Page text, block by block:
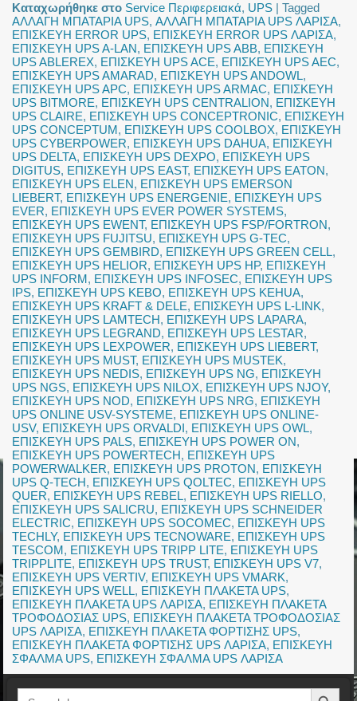
Καταχωρήθηκε στο Service Περιφερειακά, UPS |Tagged
ΑΛΛΑΓΗ ΜΠΑΤΑΡΙΑ UPS,ΑΛΛΑΓΗ ΜΠΑΤΑΡΙΑ UPS ΛΑΡΙΣΑ,
ΕΠΙΣΚΕΥΗ ERROR UPS, ΕΠΙΣΚΕΥΗ ERROR UPS ΛΑΡΙΣΑ,
ΕΠΙΣΚΕΥΗ UPS A-LAN, ΕΠΙΣΚΕΥΗ UPS ABB, ΕΠΙΣΚΕΥΗ
UPS ABLEREX, ΕΠΙΣΚΕΥΗ UPS ACE, ΕΠΙΣΚΕΥΗ UPS AEC,
ΕΠΙΣΚΕΥΗ UPS AMARAD, ΕΠΙΣΚΕΥΗ UPS ANDOWL,
ΕΠΙΣΚΕΥΗ UPS APC, ΕΠΙΣΚΕΥΗ UPS ARMAC, ΕΠΙΣΚΕΥΗ
UPS BITMORE, ΕΠΙΣΚΕΥΗ UPS CENTRALION, ΕΠΙΣΚΕΥΗ
UPS CLAIRE, ΕΠΙΣΚΕΥΗ UPS CONCEPTRONIC, ΕΠΙΣΚΕΥΗ
UPS CONCEPTUM, ΕΠΙΣΚΕΥΗ UPS COOLBOX, ΕΠΙΣΚΕΥΗ
UPS CYBERPOWER, ΕΠΙΣΚΕΥΗ UPS DAHUA, ΕΠΙΣΚΕΥΗ
UPS DELTA, ΕΠΙΣΚΕΥΗ UPS DEXPO, ΕΠΙΣΚΕΥΗ UPS
DIGITUS, ΕΠΙΣΚΕΥΗ UPS EAST, ΕΠΙΣΚΕΥΗ UPS EATON,
ΕΠΙΣΚΕΥΗ UPS ELEN, ΕΠΙΣΚΕΥΗ UPS EMERSON
LIEBERT, ΕΠΙΣΚΕΥΗ UPS ENERGENIE, ΕΠΙΣΚΕΥΗ UPS
EVER, ΕΠΙΣΚΕΥΗ UPS EVER POWER SYSTEMS,
ΕΠΙΣΚΕΥΗ UPS EWENT, ΕΠΙΣΚΕΥΗ UPS FSP/FORTRON,
ΕΠΙΣΚΕΥΗ UPS FUJITSU, ΕΠΙΣΚΕΥΗ UPS G-TEC,
ΕΠΙΣΚΕΥΗ UPS GEMBIRD, ΕΠΙΣΚΕΥΗ UPS GREEN CELL,
ΕΠΙΣΚΕΥΗ UPS HELIOR, ΕΠΙΣΚΕΥΗ UPS HP, ΕΠΙΣΚΕΥΗ
UPS INFORM, ΕΠΙΣΚΕΥΗ UPS INFOSEC, ΕΠΙΣΚΕΥΗ UPS
IPS, ΕΠΙΣΚΕΥΗ UPS KEBO, ΕΠΙΣΚΕΥΗ UPS KEHUA,
ΕΠΙΣΚΕΥΗ UPS KRAFT & DELE, ΕΠΙΣΚΕΥΗ UPS L-LINK,
ΕΠΙΣΚΕΥΗ UPS LAMTECH, ΕΠΙΣΚΕΥΗ UPS LAPARA,
ΕΠΙΣΚΕΥΗ UPS LEGRAND, ΕΠΙΣΚΕΥΗ UPS LESTAR,
ΕΠΙΣΚΕΥΗ UPS LEXPOWER, ΕΠΙΣΚΕΥΗ UPS LIEBERT,
ΕΠΙΣΚΕΥΗ UPS MUST, ΕΠΙΣΚΕΥΗ UPS MUSTEK,
ΕΠΙΣΚΕΥΗ UPS NEDIS, ΕΠΙΣΚΕΥΗ UPS NG, ΕΠΙΣΚΕΥΗ
UPS NGS, ΕΠΙΣΚΕΥΗ UPS NILOX, ΕΠΙΣΚΕΥΗ UPS NJOY,
ΕΠΙΣΚΕΥΗ UPS NOD, ΕΠΙΣΚΕΥΗ UPS NRG, ΕΠΙΣΚΕΥΗ
UPS ONLINE USV-SYSTEME, ΕΠΙΣΚΕΥΗ UPS ONLINE-
USV, ΕΠΙΣΚΕΥΗ UPS ORVALDI, ΕΠΙΣΚΕΥΗ UPS OWL,
ΕΠΙΣΚΕΥΗ UPS PALS, ΕΠΙΣΚΕΥΗ UPS POWER ON,
ΕΠΙΣΚΕΥΗ UPS POWERTECH, ΕΠΙΣΚΕΥΗ UPS
POWERWALKER, ΕΠΙΣΚΕΥΗ UPS PROTON, ΕΠΙΣΚΕΥΗ
UPS Q-TECH, ΕΠΙΣΚΕΥΗ UPS QOLTEC, ΕΠΙΣΚΕΥΗ UPS
QUER, ΕΠΙΣΚΕΥΗ UPS REBEL, ΕΠΙΣΚΕΥΗ UPS RIELLO,
ΕΠΙΣΚΕΥΗ UPS SALICRU, ΕΠΙΣΚΕΥΗ UPS SCHNEIDER
ELECTRIC, ΕΠΙΣΚΕΥΗ UPS SOCOMEC, ΕΠΙΣΚΕΥΗ UPS
TECHLY, ΕΠΙΣΚΕΥΗ UPS TECNOWARE, ΕΠΙΣΚΕΥΗ UPS
TESCOM, ΕΠΙΣΚΕΥΗ UPS TRIPP LITE, ΕΠΙΣΚΕΥΗ UPS
TRIPPLITE, ΕΠΙΣΚΕΥΗ UPS TRUST, ΕΠΙΣΚΕΥΗ UPS V7,
ΕΠΙΣΚΕΥΗ UPS VERTIV, ΕΠΙΣΚΕΥΗ UPS VMARK,
ΕΠΙΣΚΕΥΗ UPS WELL, ΕΠΙΣΚΕΥΗ ΠΛΑΚΕΤΑ UPS,
ΕΠΙΣΚΕΥΗ ΠΛΑΚΕΤΑ UPS ΛΑΡΙΣΑ, ΕΠΙΣΚΕΥΗ ΠΛΑΚΕΤΑ
ΤΡΟΦΟΔΟΣΙΑΣ UPS, ΕΠΙΣΚΕΥΗ ΠΛΑΚΕΤΑ ΤΡΟΦΟΔΟΣΙΑΣ
UPS ΛΑΡΙΣΑ, ΕΠΙΣΚΕΥΗ ΠΛΑΚΕΤΑ ΦΟΡΤΙΣΗΣ UPS,
ΕΠΙΣΚΕΥΗ ΠΛΑΚΕΤΑ ΦΟΡΤΙΣΗΣ UPS ΛΑΡΙΣΑ, ΕΠΙΣΚΕΥΗ
ΣΦΑΛΜΑ UPS, ΕΠΙΣΚΕΥΗ ΣΦΑΛΜΑ UPS ΛΑΡΙΣΑ
Search
Search Button